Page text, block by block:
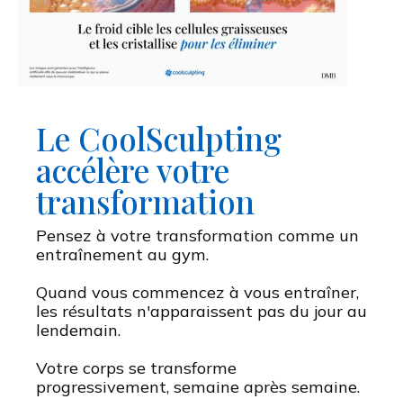
Le CoolSculpting
accélère votre
transformation
Pensez à votre transformation comme un
entraînement au gym.
Quand vous commencez à vous entraîner,
les résultats n'apparaissent pas du jour au
lendemain.
Votre corps se transforme
progressivement, semaine après semaine.